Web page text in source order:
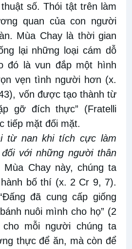
số. Thói tật trên làm
quan của con người
Mùa Chay là thời gian
lại những loại cám dỗ
đó là vun đắp một hình
vẹn tình người hơn (x.
vốn được tạo thành từ
gỡ đích thực” (Fratelli
tiếp mặt đối mặt.
từ nan khi tích cực làm
với những người thân
Mùa Chay này, chúng ta
bố thí (x. 2 Cr 9, 7).
đã cung cấp giống
nuôi mình cho họ” (2
mỗi người chúng ta
thực để ăn, mà còn để